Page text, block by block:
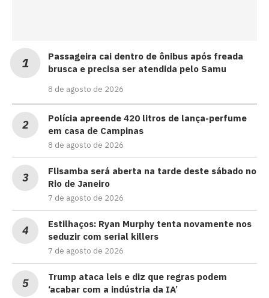
Passageira cai dentro de ônibus após freada
brusca e precisa ser atendida pelo Samu
8 de agosto de 2026
Polícia apreende 420 litros de lança-perfume
em casa de Campinas
8 de agosto de 2026
Flisamba será aberta na tarde deste sábado no
Rio de Janeiro
7 de agosto de 2026
Estilhaços: Ryan Murphy tenta novamente nos
seduzir com serial killers
7 de agosto de 2026
Trump ataca leis e diz que regras podem
‘acabar com a indústria da IA’